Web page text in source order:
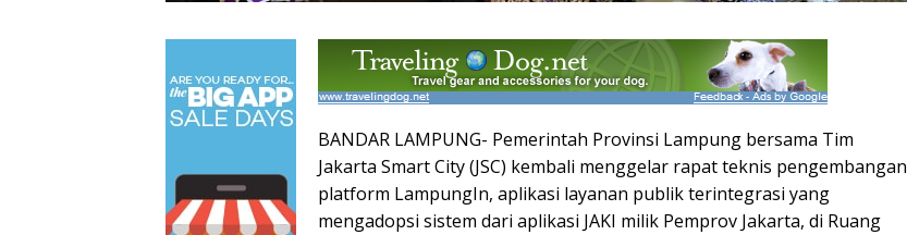
BANDAR LAMPUNG- Pemerintah Provinsi Lampung bersama Tim
Jakarta Smart City (JSC) kembali menggelar rapat teknis pengembangan
platform LampungIn, aplikasi layanan publik terintegrasi yang
mengadopsi sistem dari aplikasi JAKI milik Pemprov Jakarta, di Ruang